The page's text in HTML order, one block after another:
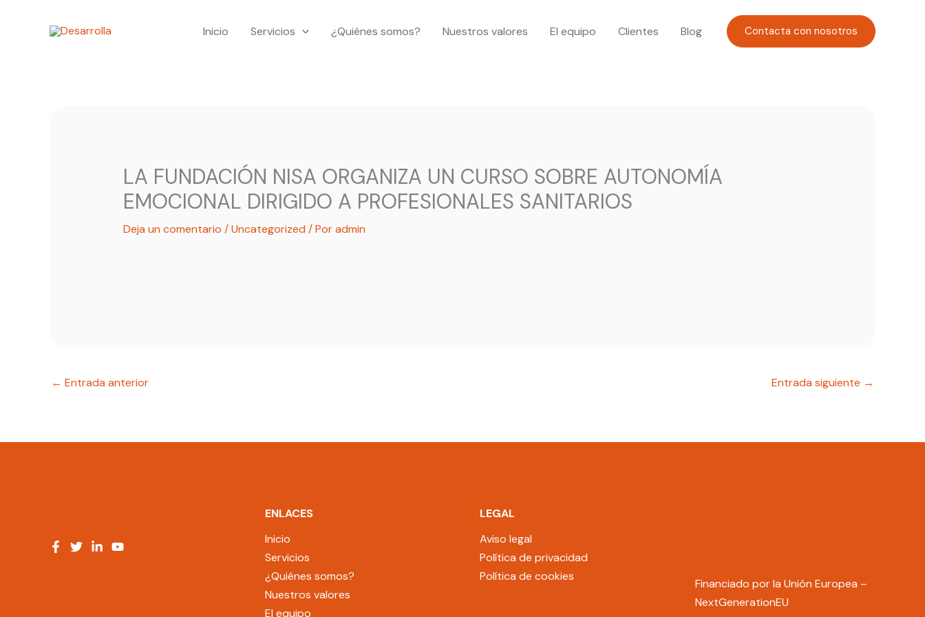
Inicio Servicios ¿Quiénes somos? Nuestros valores El equipo Clientes Blog Contacta con nosotros
LA FUNDACIÓN NISA ORGANIZA UN CURSO SOBRE AUTONOMÍA
EMOCIONAL DIRIGIDO A PROFESIONALES SANITARIOS
Deja un comentario /Uncategorized / Poradmin
← Entrada anterior Entrada siguiente →
ENLACES
Inicio
Servicios
¿Quiénes somos?
Nuestros valores
El equipo
LEGAL
Aviso legal
Política de privacidad
Política de cookies
Financiado por la Unión Europea –
NextGenerationEU